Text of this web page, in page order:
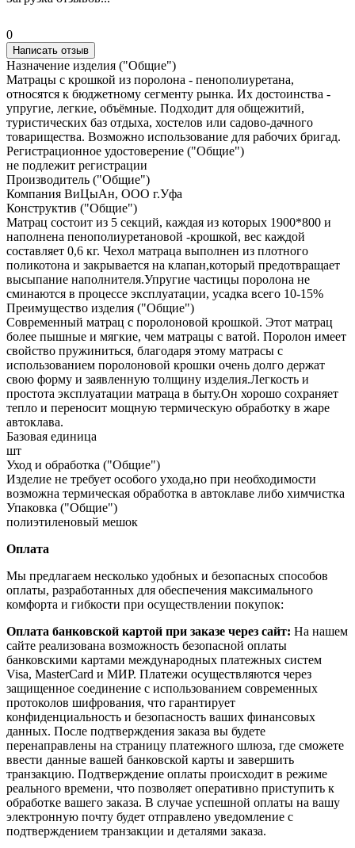
0
Написать отзыв
Назначение изделия ("Общие")
Матрацы с крошкой из поролона - пенополиуретана,
относятся к бюджетному сегменту рынка. Их достоинства -
упругие, легкие, объёмные. Подходит для общежитий,
туристических баз отдыха, хостелов или садово-дачного
товарищества. Возможно использование для рабочих бригад.
Регистрационное удостоверение ("Общие")
не подлежит регистрации
Производитель ("Общие")
Компания ВиЦыАн, ООО г.Уфа
Конструктив ("Общие")
Матрац состоит из 5 секций, каждая из которых 1900*800 и
наполнена пенополиуретановой -крошкой, вес каждой
составляет 0,6 кг. Чехол матраца выполнен из плотного
поликотона и закрывается на клапан,который предотвращает
высыпание наполнителя.Упругие частицы поролона не
сминаются в процессе эксплуатации, усадка всего 10-15%
Преимущество изделия ("Общие")
Современный матрац с поролоновой крошкой. Этот матрац
более пышные и мягкие, чем матрацы с ватой. Поролон имеет
свойство пружиниться, благодаря этому матрасы с
использованием поролоновой крошки очень долго держат
свою форму и заявленную толщину изделия.Легкость и
простота эксплуатации матраца в быту.Он хорошо сохраняет
тепло и переносит мощную термическую обработку в жаре
автоклава.
Базовая единица
шт
Уход и обработка ("Общие")
Изделие не требует особого ухода,но при необходимости
возможна термическая обработка в автоклаве либо химчистка
Упаковка ("Общие")
полиэтиленовый мешок
Оплата
Мы предлагаем несколько удобных и безопасных способов
оплаты, разработанных для обеспечения максимального
комфорта и гибкости при осуществлении покупок:
Оплата банковской картой при заказе через сайт: На нашем
сайте реализована возможность безопасной оплаты
банковскими картами международных платежных систем
Visa, MasterCard и МИР. Платежи осуществляются через
защищенное соединение с использованием современных
протоколов шифрования, что гарантирует
конфиденциальность и безопасность ваших финансовых
данных. После подтверждения заказа вы будете
перенаправлены на страницу платежного шлюза, где сможете
ввести данные вашей банковской карты и завершить
транзакцию. Подтверждение оплаты происходит в режиме
реального времени, что позволяет оперативно приступить к
обработке вашего заказа. В случае успешной оплаты на вашу
электронную почту будет отправлено уведомление с
подтверждением транзакции и деталями заказа.